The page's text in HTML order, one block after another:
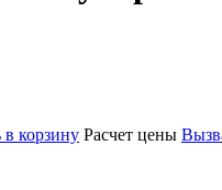
в корзину Расчет цены